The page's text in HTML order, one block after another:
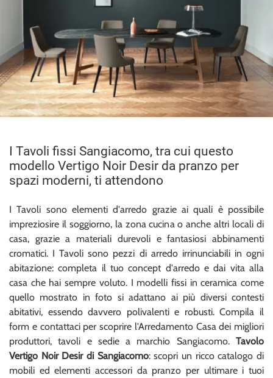
I Tavoli fissi Sangiacomo, tra cui questo
modello Vertigo Noir Desir da pranzo per
spazi moderni, ti attendono
I Tavoli sono elementi d'arredo grazie ai quali è possibile
impreziosire il soggiorno, la zona cucina o anche altri locali di
casa, grazie a materiali durevoli e fantasiosi abbinamenti
cromatici. I Tavoli sono pezzi di arredo irrinunciabili in ogni
abitazione: completa il tuo concept d'arredo e dai vita alla
casa che hai sempre voluto. I modelli fissi in ceramica come
quello mostrato in foto si adattano ai più diversi contesti
abitativi, essendo davvero polivalenti e robusti. Compila il
form e contattaci per scoprire l'Arredamento Casa dei migliori
produttori, tavoli e sedie a marchio Sangiacomo. Tavolo
Vertigo Noir Desir di Sangiacomo: scopri un ricco catalogo di
mobili ed elementi accessori da pranzo per ultimare i tuoi